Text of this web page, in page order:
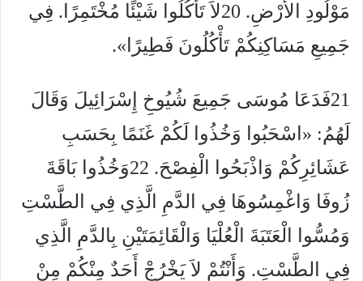
مَوْلُودِ الأَرْضِ. 20لاَ تَأْكُلُوا شَيْئًا مُخْتَمِرًا. فِي
جَمِيعِ مَسَاكِنِكُمْ تَأْكُلُونَ فَطِيرًا».
21فَدَعَا مُوسَى جَمِيعَ شُيُوخِ إِسْرَائِيلَ وَقَالَ
لَهُمُ: «اسْحَبُوا وَخُذُوا لَكُمْ غَنَمًا بِحَسَبِ
عَشَائِرِكُمْ وَاذْبَحُوا الْفِصْحَ. 22وَخُذُوا بَاقَةَ
زُوفَا وَاغْمِسُوهَا فِي الدَّمِ الَّذِي فِي الطَّسْتِ
وَمُسُّوا الْعَتَبَةَ الْعُلْيَا وَالْقَائِمَتَيْنِ بِالدَّمِ الَّذِي
فِي الطَّسْتِ. وَأَنْتُمْ لاَ يَخْرُجْ أَحَدٌ مِنْكُمْ مِنْ